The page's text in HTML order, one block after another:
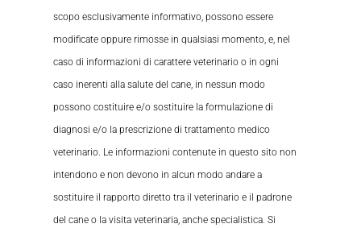
scopo esclusivamente informativo, possono essere
modificate oppure rimosse in qualsiasi momento, e, nel
caso di informazioni di carattere veterinario o in ogni
caso inerenti alla salute del cane, in nessun modo
possono costituire e/o sostituire la formulazione di
diagnosi e/o la prescrizione di trattamento medico
veterinario. Le informazioni contenute in questo sito non
intendono e non devono in alcun modo andare a
sostituire il rapporto diretto tra il veterinario e il padrone
del cane o la visita veterinaria, anche specialistica. Si